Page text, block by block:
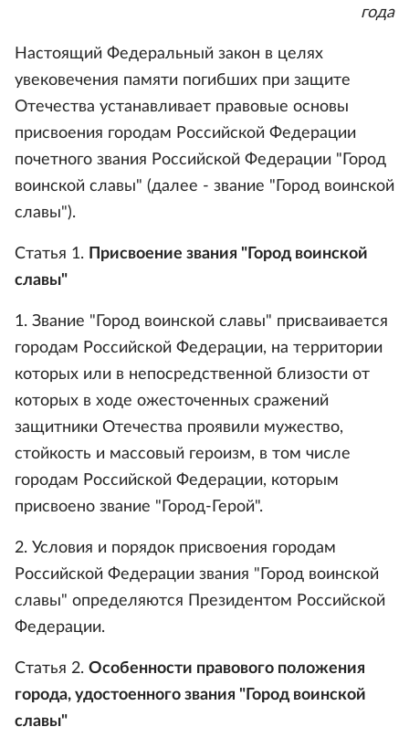
года
Настоящий Федеральный закон в целях
увековечения памяти погибших при защите
Отечества устанавливает правовые основы
присвоения городам Российской Федерации
почетного звания Российской Федерации "Город
воинской славы" (далее - звание "Город воинской
славы").
Статья 1. Присвоение звания "Город воинской
славы"
1. Звание "Город воинской славы" присваивается
городам Российской Федерации, на территории
которых или в непосредственной близости от
которых в ходе ожесточенных сражений
защитники Отечества проявили мужество,
стойкость и массовый героизм, в том числе
городам Российской Федерации, которым
присвоено звание "Город-Герой".
2. Условия и порядок присвоения городам
Российской Федерации звания "Город воинской
славы" определяются Президентом Российской
Федерации.
Статья 2. Особенности правового положения
города, удостоенного звания "Город воинской
славы"